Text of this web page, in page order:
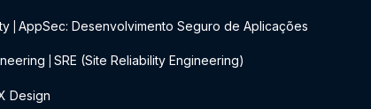
AppSec: Desenvolvimento Seguro de Aplicações
SRE (Site Reliability Engineering)
Design